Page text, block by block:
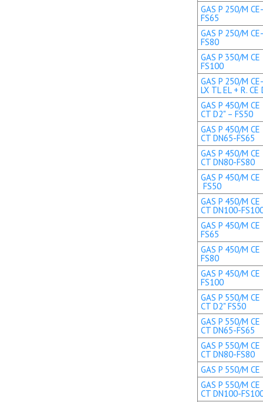
GAS P 250/M
FS65
GAS P 250/M
FS80
GAS P 350/M
FS100
GAS P 250/M CE-
LX TL EL + R.
GAS P 450/M CE
CT D2" – FS50
GAS P 450/M CE
CT DN65-FS65
GAS P 450/M CE
CT DN80-FS80
GAS P 450/M
FS50
GAS P 450/M CE
CT DN100-
GAS P 450/M
FS65
GAS P 450/M
FS80
GAS P 450/M
FS100
GAS P 550/M CE
CT D2" FS50
GAS P 550/M CE
CT DN65-FS65
GAS P 550/M CE
CT DN80-FS80
GAS P 550/M CE
GAS P 550/M CE
CT DN100-